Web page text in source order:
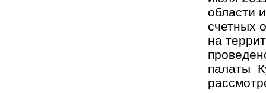
области
счетных
на
палаты